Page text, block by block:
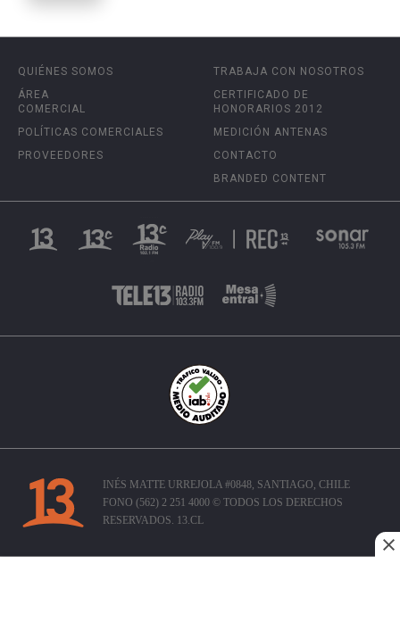
QUIÉNES SOMOS
ÁREA
COMERCIAL
POLÍTICAS COMERCIALES
PROVEEDORES
TRABAJA CON NOSOTROS
CERTIFICADO DE
HONORARIOS 2012
MEDICIÓN ANTENAS
CONTACTO
BRANDED CONTENT
INÉS MATTE URREJOLA #0848, SANTIAGO, CHILE
FONO (562) 2 251 4000 © TODOS LOS DERECHOS
RESERVADOS. 13.CL